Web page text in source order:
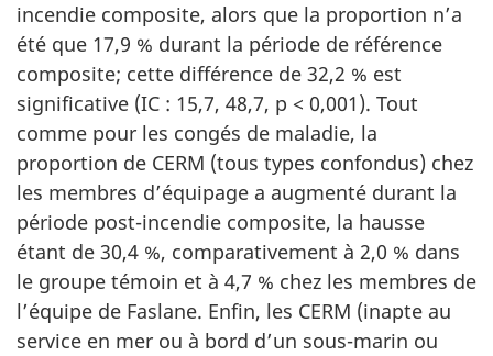
incendie composite, alors que la proportion n’a
été que 17,9 % durant la période de référence
composite; cette différence de 32,2 % est
significative (IC : 15,7, 48,7, p < 0,001). Tout
comme pour les congés de maladie, la
proportion de CERM (tous types confondus) chez
les membres d’équipage a augmenté durant la
période post-incendie composite, la hausse
étant de 30,4 %, comparativement à 2,0 % dans
le groupe témoin et à 4,7 % chez les membres de
l’équipe de Faslane. Enfin, les CERM (inapte au
service en mer ou à bord d’un sous-marin ou